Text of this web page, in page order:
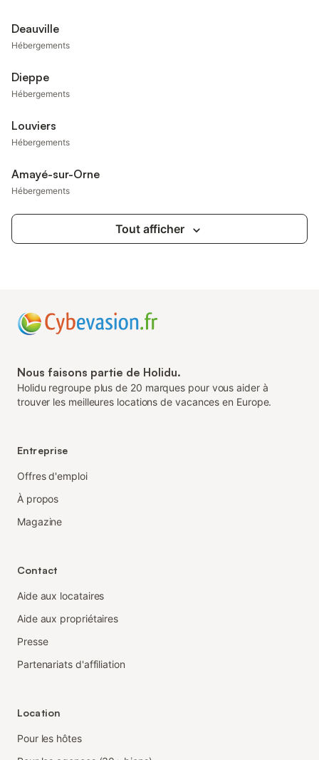
Deauville
Hébergements
Dieppe
Hébergements
Louviers
Hébergements
Amayé-sur-Orne
Hébergements
Tout afficher
Nous faisons partie de Holidu.
Holidu regroupe plus de 20 marques pour vous aider à
trouver les meilleures locations de vacances en Europe.
Entreprise
Offres d'emploi
À propos
Magazine
Contact
Aide aux locataires
Aide aux propriétaires
Presse
Partenariats d'affiliation
Location
Pour les hôtes